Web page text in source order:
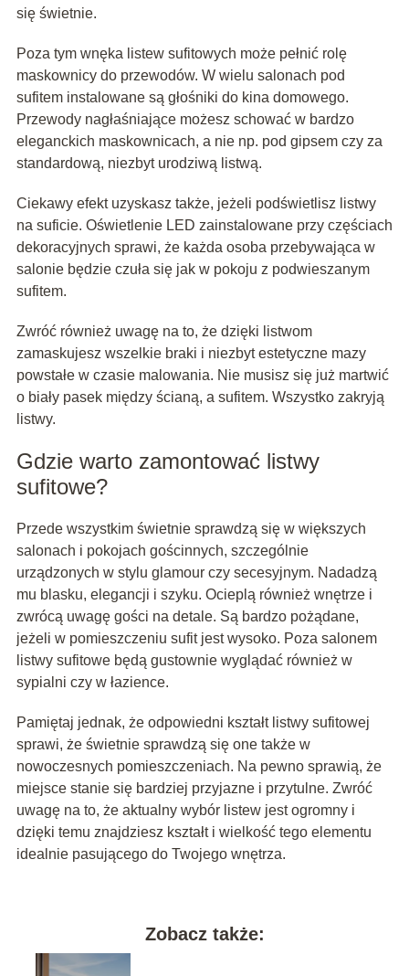
się świetnie.
Poza tym wnęka listew sufitowych może pełnić rolę
maskownicy do przewodów. W wielu salonach pod
sufitem instalowane są głośniki do kina domowego.
Przewody nagłaśniające możesz schować w bardzo
eleganckich maskownicach, a nie np. pod gipsem czy za
standardową, niezbyt urodziwą listwą.
Ciekawy efekt uzyskasz także, jeżeli podświetlisz listwy
na suficie. Oświetlenie LED zainstalowane przy częściach
dekoracyjnych sprawi, że każda osoba przebywająca w
salonie będzie czuła się jak w pokoju z podwieszanym
sufitem.
Zwróć również uwagę na to, że dzięki listwom
zamaskujesz wszelkie braki i niezbyt estetyczne mazy
powstałe w czasie malowania. Nie musisz się już martwić
o biały pasek między ścianą, a sufitem. Wszystko zakryją
listwy.
Gdzie warto zamontować listwy
sufitowe?
Przede wszystkim świetnie sprawdzą się w większych
salonach i pokojach gościnnych, szczególnie
urządzonych w stylu glamour czy secesyjnym. Nadadzą
mu blasku, elegancji i szyku. Ocieplą również wnętrze i
zwrócą uwagę gości na detale. Są bardzo pożądane,
jeżeli w pomieszczeniu sufit jest wysoko. Poza salonem
listwy sufitowe będą gustownie wyglądać również w
sypialni czy w łazience.
Pamiętaj jednak, że odpowiedni kształt listwy sufitowej
sprawi, że świetnie sprawdzą się one także w
nowoczesnych pomieszczeniach. Na pewno sprawią, że
miejsce stanie się bardziej przyjazne i przytulne. Zwróć
uwagę na to, że aktualny wybór listew jest ogromny i
dzięki temu znajdziesz kształt i wielkość tego elementu
idealnie pasującego do Twojego wnętrza.
Zobacz także: